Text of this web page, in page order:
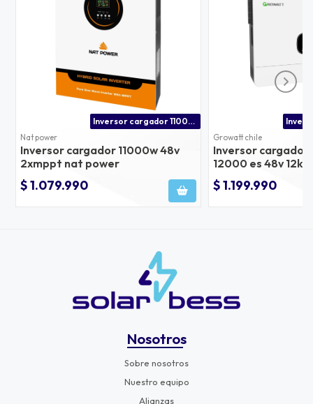
Inversor cargador 11000w 48v doble mppt 27a
Nat power
Inversor cargador 11000w 48v
2xmppt nat power
$ 1.079.990
Growatt chile
Inversor cargador
12000 es 48v
en paneles
$ 1.199.990
Nosotros
Sobre nosotros
Nuestro equipo
Alianzas